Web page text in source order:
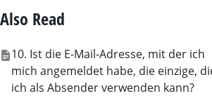
Also Read
10. Ist die E-Mail-Adresse, mit der ich
mich angemeldet habe, die einzige,
ich als Absender verwenden kann?